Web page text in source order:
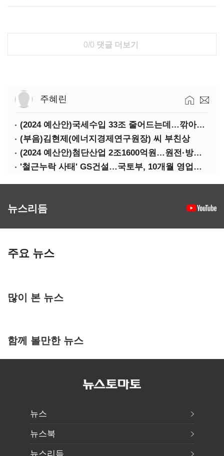
0/0 댓글 더보기
주혜린
(2024 예산안)국세수입 33조 줄어드는데…깎아주는 세금 '77조'
(부음)김현제(에너지경제연구원장) 씨 부친상
(2024 예산안)첨단산업 2조1600억원…원전·방산·플랜트에 1조3000억원
'철근누락 사태' GS건설…국토부, 10개월 영업정지 처분
뉴스리듬
주요 뉴스
많이 본 뉴스
함께 볼만한 뉴스
뉴스
뉴스북
뉴스리듬